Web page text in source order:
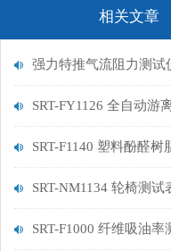
相关文章
强力特推气流阻力测试